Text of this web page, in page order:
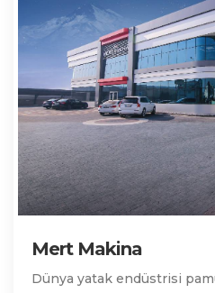
Mert Makina
Dünya yatak endüstrisi